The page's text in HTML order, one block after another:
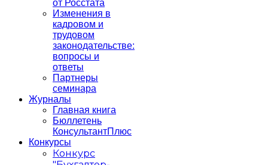
от Росстата
Изменения в
кадровом и
трудовом
законодательстве:
вопросы и
ответы
Партнеры
семинара
Журналы
Главная книга
Бюллетень
КонсультантПлюс
Конкурсы
Конкурс